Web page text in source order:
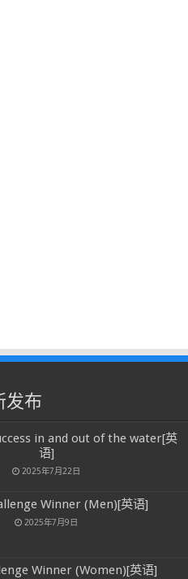
发布
in and out of the water[英
语]
2025年7月22日
Winner (Men)[英语]
2025年7月9日
Winner (Women)[英语]